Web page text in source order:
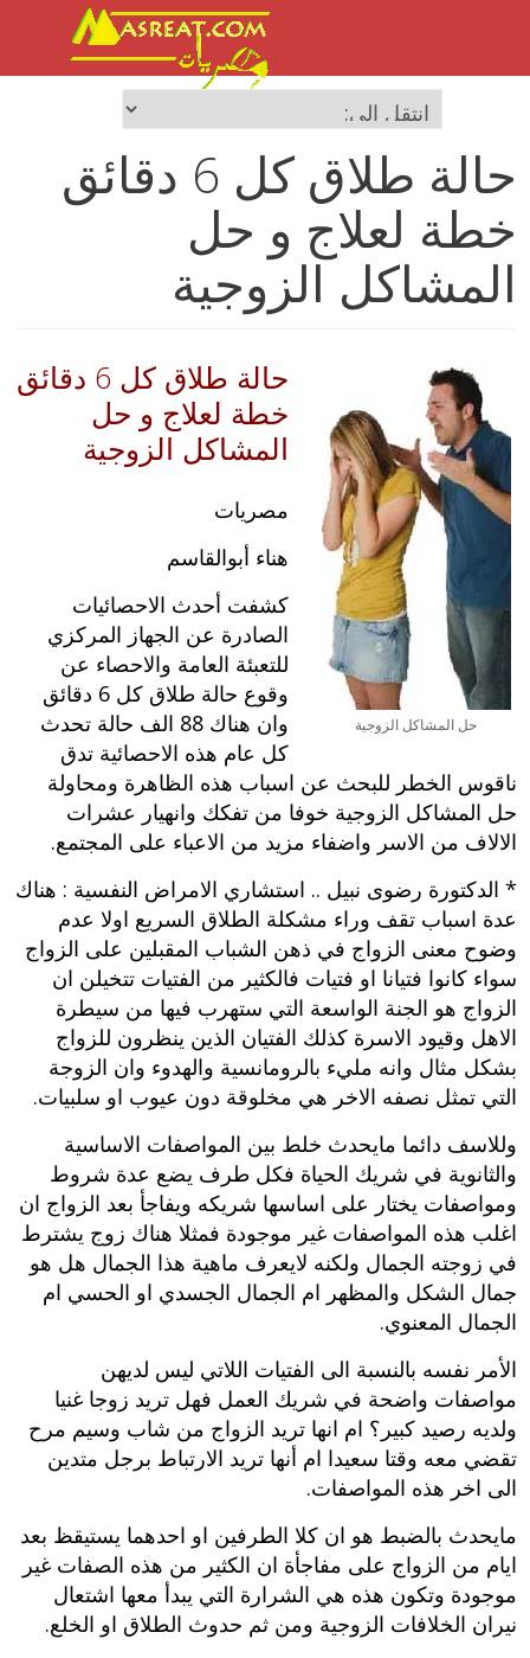
حالة طلاق كل 6 دقائق
خطة لعلاج و حل
المشاكل الزوجية
حل المشاكل الزوجية
حالة طلاق كل 6 دقائق
خطة لعلاج و حل
المشاكل الزوجية
مصريات
هناء أبوالقاسم
كشفت أحدث الاحصائيات
الصادرة عن الجهاز المركزي
للتعبئة العامة والاحصاء عن
وقوع حالة طلاق كل 6 دقائق
وان هناك 88 الف حالة تحدث
كل عام هذه الاحصائية تدق
ناقوس الخطر للبحث عن اسباب هذه الظاهرة ومحاولة
حل المشاكل الزوجية خوفا من تفكك وانهيار عشرات
الالاف من الاسر واضفاء مزيد من الاعباء على المجتمع.
* الدكتورة رضوى نبيل .. استشاري الامراض النفسية : هناك
عدة اسباب تقف وراء مشكلة الطلاق السريع اولا عدم
وضوح معنى الزواج في ذهن الشباب المقبلين على الزواج
سواء كانوا فتيانا او فتيات فالكثير من الفتيات تتخيلن ان
الزواج هو الجنة الواسعة التي ستهرب فيها من سيطرة
الاهل وقيود الاسرة كذلك الفتيان الذين ينظرون للزواج
بشكل مثال وانه مليء بالرومانسية والهدوء وان الزوجة
التي تمثل نصفه الاخر هي مخلوقة دون عيوب او سلبيات.
وللاسف دائما مايحدث خلط بين المواصفات الاساسية
والثانوية في شريك الحياة فكل طرف يضع عدة شروط
ومواصفات يختار على اساسها شريكه ويفاجأ بعد الزواج ان
اغلب هذه المواصفات غير موجودة فمثلا هناك زوج يشترط
في زوجته الجمال ولكنه لايعرف ماهية هذا الجمال هل هو
جمال الشكل والمظهر ام الجمال الجسدي او الحسي ام
الجمال المعنوي.
الأمر نفسه بالنسبة الى الفتيات اللاتي ليس لديهن
مواصفات واضحة في شريك العمل فهل تريد زوجا غنيا
ولديه رصيد كبير؟ ام انها تريد الزواج من شاب وسيم مرح
تقضي معه وقتا سعيدا ام أنها تريد الارتباط برجل متدين
الى اخر هذه المواصفات.
مايحدث بالضبط هو ان كلا الطرفين او احدهما يستيقظ بعد
ايام من الزواج على مفاجأة ان الكثير من هذه الصفات غير
موجودة وتكون هذه هي الشرارة التي يبدأ معها اشتعال
نيران الخلافات الزوجية ومن ثم حدوث الطلاق او الخلع.